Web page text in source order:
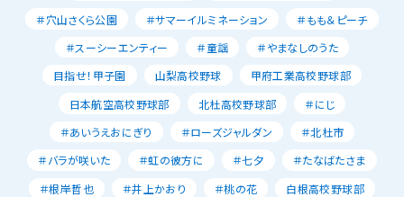
＃穴山さくら公園
＃サマーイルミネーション
＃もも＆ピーチ
＃スーシーエンティー
＃童謡
＃やまなしのうた
目指せ！甲子園
山梨高校野球
甲府工業高校野球部
日本航空高校野球部
北杜高校野球部
＃にじ
＃あいうえおにぎり
＃ローズジャルダン
＃北杜市
＃バラが咲いた
＃虹の彼方に ＃七夕
＃たなばたさま
＃根岸哲也
＃井上かおり ＃桃の花
白根高校野球部